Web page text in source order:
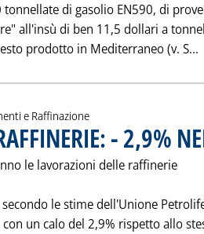
di gasolio EN590, di
all'insù di ben 11,5 dollari a
prodotto in Mediterraneo (v. S...
e Raffinazione
- 2,9%
le lavorazioni delle raffinerie
le stime dell'Unione
un calo del 2,9% rispetto allo